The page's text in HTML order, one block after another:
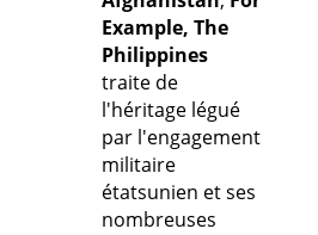
Example, The
Philippines
traite de
l'héritage légué
par l'engagement
militaire
étatsunien et ses
nombreuses